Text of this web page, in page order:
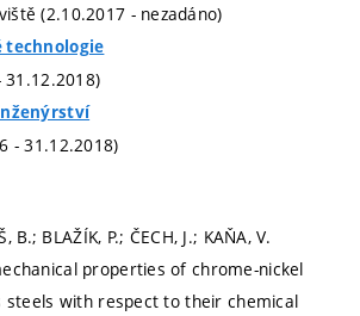
(2.10.2017 - nezadáno)
technologie
- 31.12.2018)
B.; BLAŽÍK, P.; ČECH, J.; KAŇA, V.
properties of chrome-nickel
steels with respect to their chemical